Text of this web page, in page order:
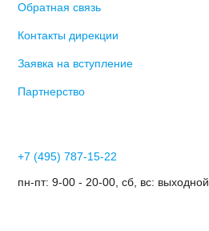
Обратная связь
Контакты дирекции
Заявка на вступление
Партнерство
+7 (495) 787-15-22
пн-пт: 9-00 - 20-00, сб, вс: выходной